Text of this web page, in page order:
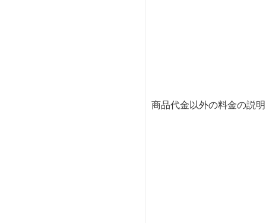
商品代金以外の料金の説明